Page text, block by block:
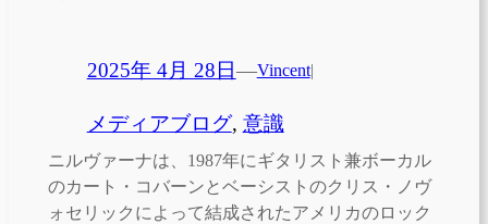
2025年 4月 28日—Vincent|
メディアブログ, 意識
ニルヴァーナは、1987年にギタリスト兼ボーカル
のカート・コバーンとベーシストのクリス・ノヴ
ォセリックによって結成されたアメリカのロック